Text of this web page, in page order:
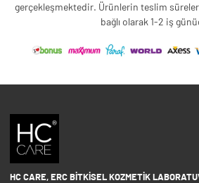
gerçekleşmektedir. Ürünlerin teslim
bağlı olarak 1-2 iş
HC CARE, ERC BITKISEL KOZMETIK